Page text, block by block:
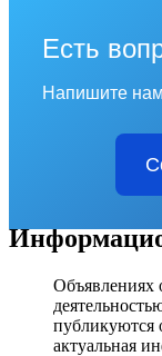
Есть
Напишите нам
Объявлениях
публикуются
актуальная